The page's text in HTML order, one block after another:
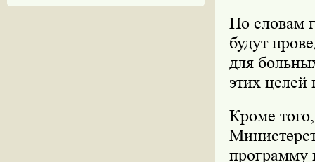
По словам
будут
для
этих целей
Кроме
программу